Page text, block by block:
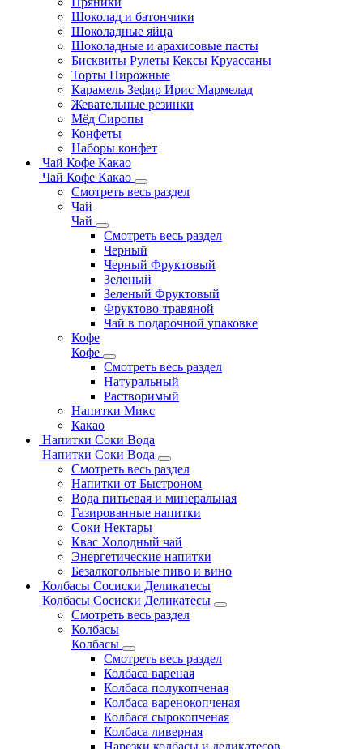
Шоколад и батончики
Шоколадные яйца
Шоколадные и арахисовые пасты
Бисквиты Рулеты Кексы Круассаны
Торты Пирожные
Карамель Зефир Ирис Мармелад
Жевательные резинки
Мёд Сиропы
Конфеты
Наборы конфет
Чай Кофе Какао
Чай Кофе Какао
Смотреть весь раздел
Чай
Чай
Смотреть весь раздел
Черный
Черный Фруктовый
Зеленый
Зеленый Фруктовый
Фруктово-травяной
Чай в подарочной упаковке
Кофе
Кофе
Смотреть весь раздел
Натуральный
Растворимый
Напитки Микс
Какао
Напитки Соки Вода
Напитки Соки Вода
Смотреть весь раздел
Напитки от Быстроном
Вода питьевая и минеральная
Газированные напитки
Соки Нектары
Квас Холодный чай
Энергетические напитки
Безалкогольные пиво и вино
Колбасы Сосиски Деликатесы
Колбасы Сосиски Деликатесы
Смотреть весь раздел
Колбасы
Колбасы
Смотреть весь раздел
Колбаса вареная
Колбаса полукопченая
Колбаса варенокопченая
Колбаса сырокопченая
Колбаса ливерная
Нарезки колбасы и деликатесов